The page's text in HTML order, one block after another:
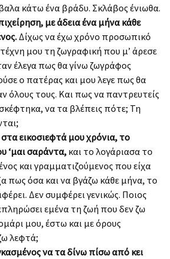
κάτω ένα βράδυ. Σκλάβος ένιωθα.
με άδεια ένα μήνα κάθε
Δίχως να έχω χρόνο προσωπικό
μου τη ζωγραφική που μ’ άρεσε
έλεγα πως θα γίνω ζωγράφος
ο πατέρας και μου λεγε πως θα
όλους τους. Και πως να παντρευτείς
σκέφτηκα, να τα βλέπεις πότε; Τη
εικοσιεφτά μου χρόνια, το
‘μαι σαράντα, και το λογάριασα το
και γραμματιζούμενος που είχα
πως όσα και να βγάζω κάθε μήνα, το
Δεν συμφέρει γενικώς. Ποιος
εμένα τη ζωή που δεν ζω
μου, έστω και με όρους
λεφτά;
να τα δίνω πίσω από κει